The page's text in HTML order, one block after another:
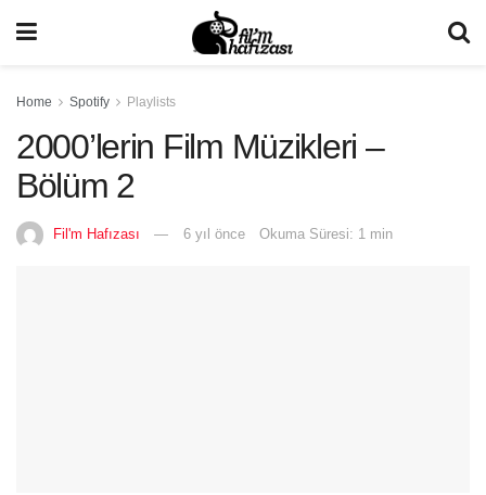
Home Spotify Playlists
2000’lerin Film Müzikleri –
Bölüm 2
Fil'm Hafızası 6 yıl önce Okuma Süresi: 1 min